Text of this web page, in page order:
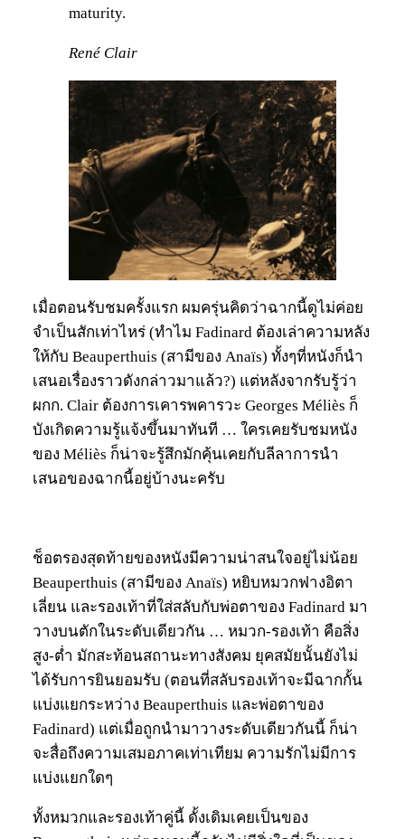
maturity.
René Clair
เมื่อตอนรับชมครั้งแรก ผมครุ่นคิดว่าฉากนี้ดูไม่ค่อย
จำเป็นสักเท่าไหร่ (ทำไม Fadinard ต้องเล่าความหลัง
ให้กับ Beauperthuis (สามีของ Anaïs) ทั้งๆที่หนังก็นำ
เสนอเรื่องราวดังกล่าวมาแล้ว?) แต่หลังจากรับรู้ว่า
ผกก. Clair ต้องการเคารพคารวะ Georges Méliès ก็
บังเกิดความรู้แจ้งขึ้นมาทันที … ใครเคยรับชมหนัง
ของ Méliès ก็น่าจะรู้สึกมักคุ้นเคยกับลีลาการนำ
เสนอของฉากนี้อยู่บ้างนะครับ
ช็อตรองสุดท้ายของหนังมีความน่าสนใจอยู่ไม่น้อย
Beauperthuis (สามีของ Anaïs) หยิบหมวกฟางอิตา
เลี่ยน และรองเท้าที่ใส่สลับกับพ่อตาของ Fadinard มา
วางบนตักในระดับเดียวกัน … หมวก-รองเท้า คือสิ่ง
สูง-ต่ำ มักสะท้อนสถานะทางสังคม ยุคสมัยนั้นยังไม่
ได้รับการยินยอมรับ (ตอนที่สลับรองเท้าจะมีฉากกั้น
แบ่งแยกระหว่าง Beauperthuis และพ่อตาของ
Fadinard) แต่เมื่อถูกนำมาวางระดับเดียวกันนี้ ก็น่า
จะสื่อถึงความเสมอภาคเท่าเทียม ความรักไม่มีการ
แบ่งแยกใดๆ
ทั้งหมวกและรองเท้าคู่นี้ ดั้งเดิมเคยเป็นของ